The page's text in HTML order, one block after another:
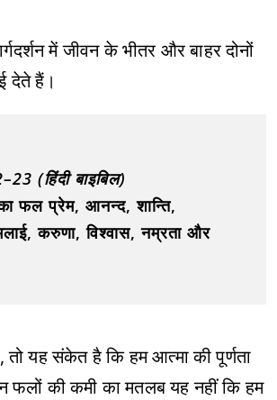
में जीवन के भीतर और बाहर दोनों
देते हैं।
(हिंदी बाइबिल)
फल प्रेम, आनन्द, शान्ति,
करुणा, विश्वास, नम्रता और
तो यह संकेत है कि हम आत्मा की पूर्णता
फलों की कमी का मतलब यह नहीं कि हम